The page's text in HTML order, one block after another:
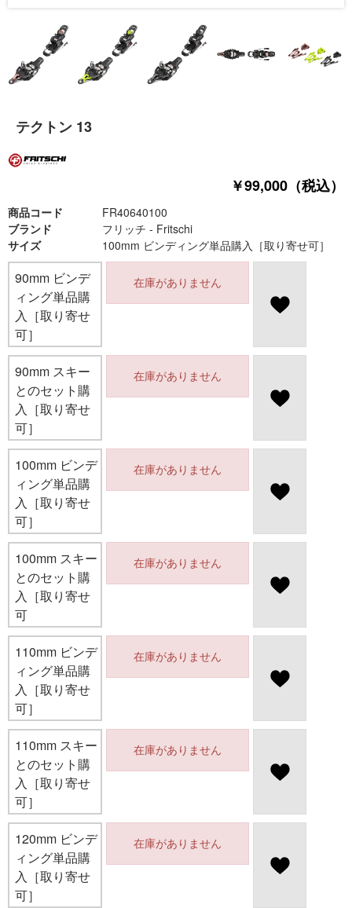
テクトン 13
￥99,000（税込）
商品コード
FR40640100
ブランド
フリッチ - Fritschi
サイズ
100mm ビンディング単品購入［取り寄せ可］
90mm ビンデ
ィング単品購
入［取り寄せ
可］
在庫がありません
90mm スキー
とのセット購
入［取り寄せ
可］
在庫がありません
100mm ビンデ
ィング単品購
入［取り寄せ
可］
在庫がありません
100mm スキー
とのセット購
入［取り寄せ
可
在庫がありません
110mm ビンデ
ィング単品購
入［取り寄せ
可］
在庫がありません
110mm スキー
とのセット購
入［取り寄せ
可］
在庫がありません
120mm ビンデ
ィング単品購
入［取り寄せ
可］
在庫がありません